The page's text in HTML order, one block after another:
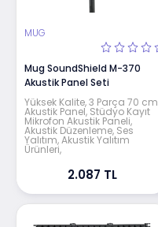
MUG
Mug SoundShield M-370
Akustik Panel Seti
Yüksek Kalite, 3 Parça 70 cm
Akustik Panel, Stüdyo Kayıt
Mikrofon Akustik Paneli,
Akustik Düzenleme, Ses
Yalıtım, Akustik Yalıtım
Ürünleri,
2.087 TL